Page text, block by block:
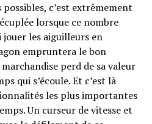
c’est extrêmement
lorsque ce nombre
jouer les aiguilleurs en
empruntera le bon
perd de sa valeur
qui s’écoule. Et c’est là
les plus importantes
Un curseur de vitesse et